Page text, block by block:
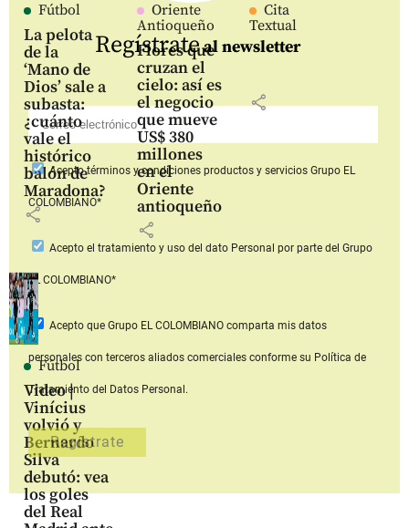
Fútbol
La pelota
de la
‘Mano de
Dios’ sale a
subasta:
¿cuánto
vale el
histórico
balón de
Maradona?
share
Oriente
Antioqueño
Flores que
cruzan el
cielo: así es
el negocio
que mueve
US$ 380
millones
en el
Oriente
antioqueño
share
Cita
Textual
share
Fútbol
Video |
Vinícius
volvió y
Bernardo
Silva
debutó: vea
los goles
del Real
Regístrateal newsletter
Aceptotérminos y condiciones productos y serviciosGrupo EL
COLOMBIANO*
Acepto el tratamiento y uso del dato Personal por parte del Grupo
EL COLOMBIANO*
Acepto que Grupo EL COLOMBIANOcomparta mis datos
personales con terceros aliados comerciales conforme su Política de
Tratamiento del Datos Personal.